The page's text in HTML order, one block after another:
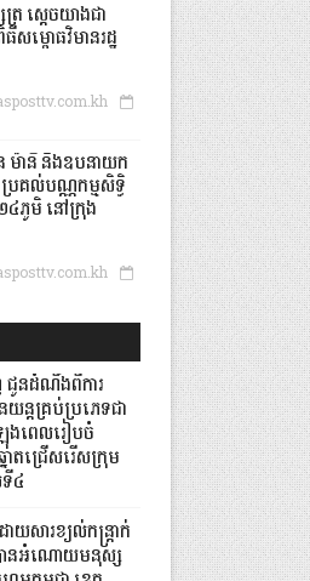
រ ស្តេចយាងជា
ធីសម្ពោធវិមានរដ្ឋ
ម៉ានី និងឧបនាយក
រគល់បណ្ណកម្មសិទ្ធិ
៤ភូមិ នៅក្រុង
ញ ជូនដំណឹងពីការ
ន្តគ្រប់ប្រភេទជា
ងពេលរៀបចំ
ោតជ្រើសរើសក្រុម
ទី៤
យសារខ្យល់កន្ត្រាក់
ានអំណោយមនុស្ស